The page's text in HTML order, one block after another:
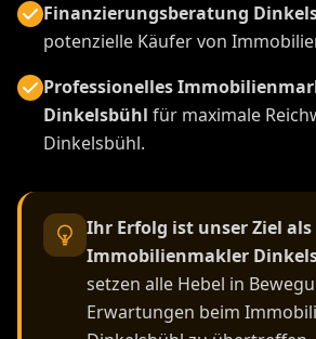
Finanzierungsberatung
potenzielle Käufer von
Professionelles
Dinkelsbühl für maximale
Dinkelsbühl.
Ihr Erfolg ist unser Ziel als
Immobilienmakler
setzen alle Hebel in
Erwartungen beim